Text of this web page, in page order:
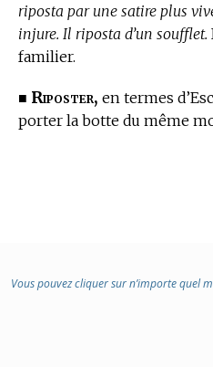
riposta par une satire plus
injure. Il riposta d’un soufflet.
familier.
■ Riposter, en termes
porter la botte du même
Vous pouvez cliquer sur n’importe quel